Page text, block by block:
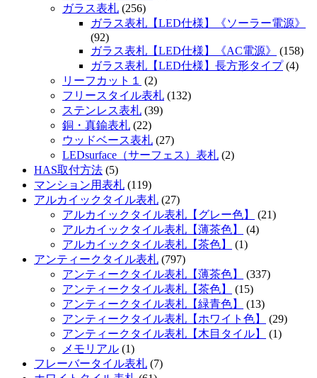
ガラス表札 (256)
ガラス表札【LED仕様】《ソーラー電源》
(92)
ガラス表札【LED仕様】《AC電源》
(158)
ガラス表札【LED仕様】長方形タイプ(4)
リーフカット１
(2)
フリースタイル表札 (132)
ステンレス表札 (39)
銅・真鍮表札 (22)
ウッドベース表札 (27)
LEDsurface（サーフェス）表札 (2)
HAS取付方法 (5)
マンション用表札 (119)
アルカイックタイル表札 (27)
アルカイックタイル表札【グレー色】
(21)
アルカイックタイル表札【薄茶色】
(4)
アルカイックタイル表札【茶色】
(1)
アンティークタイル表札 (797)
アンティークタイル表札【薄茶色】
(337)
アンティークタイル表札【茶色】
(15)
アンティークタイル表札【緑青色】
(13)
アンティークタイル表札【ホワイト色】
(29)
アンティークタイル表札【木目タイル】
(1)
メモリアル (1)
フレーバータイル表札 (7)